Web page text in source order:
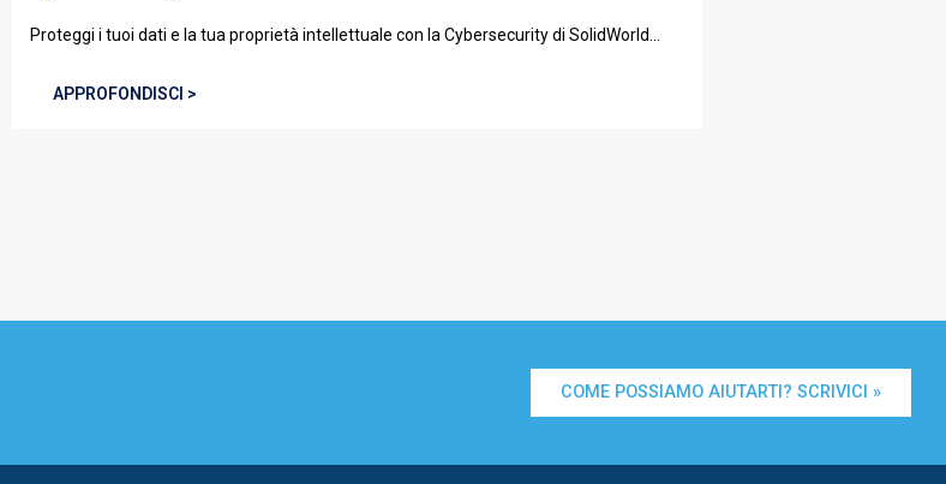
Proteggi i tuoi dati e la tua proprietà intellettuale con la Cybersecurity di SolidWorld...
APPROFONDISCI >
COME POSSIAMO AIUTARTI? SCRIVICI »